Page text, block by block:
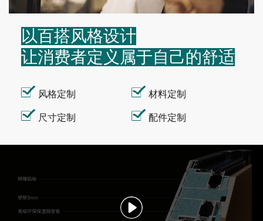
以百搭风格设计
让消费者定义属于自己的舒适
风格定制 材料定制
尺寸定制 配件定制